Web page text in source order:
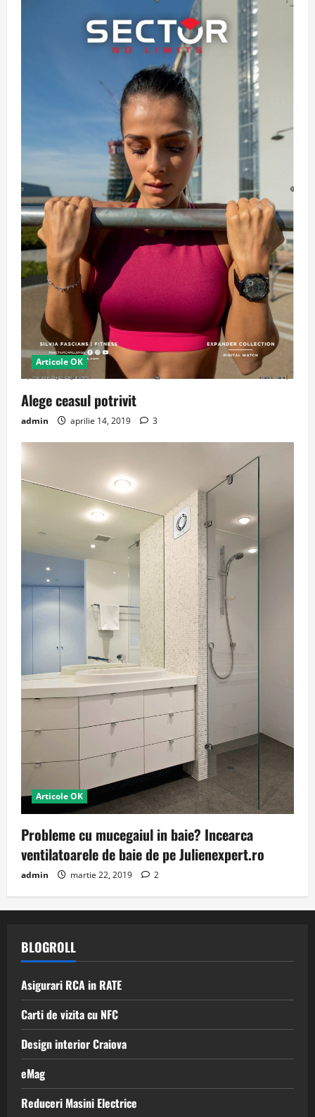
Articole OK
Alege ceasul potrivit
admin aprilie 14, 2019 3
Articole OK
Probleme cu mucegaiul in baie? Incearca
ventilatoarele de baie de pe Julienexpert.ro
admin martie 22, 2019 2
BLOGROLL
Asigurari RCA in RATE
Carti de vizita cu NFC
Design interior Craiova
eMag
Reduceri Masini Electrice